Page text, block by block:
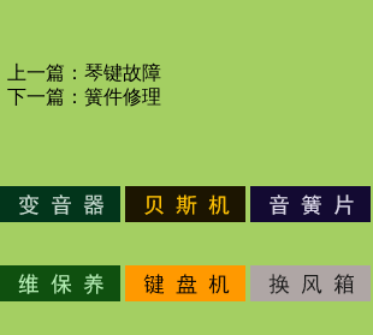
上一篇： 琴键故障
下一篇： 簧件修理